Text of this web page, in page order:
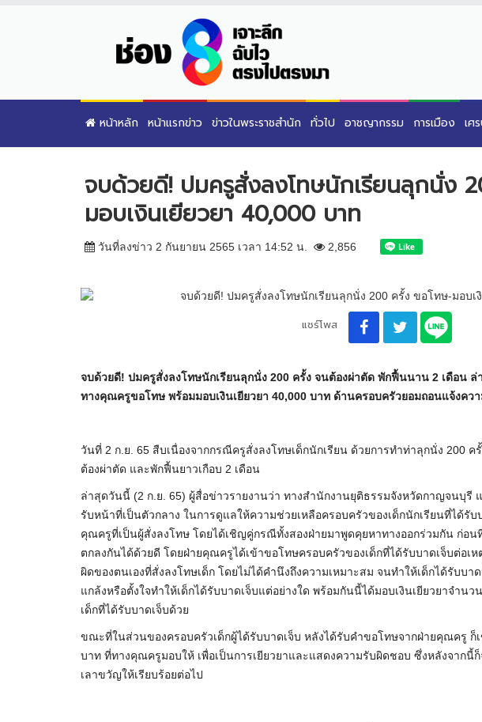
หน้าหลัก หน้าแรกข่าว ข่าวในพระราชสำนัก ทั่วไป อาชญากรรม การเมือง เศ
จบด้วยดี! ปมครูสั่งลงโทษนักเรียนลุกนั่ง
มอบเงินเยียวยา 40,000 บาท
วันที่ลงข่าว 2 กันยายน 2565 เวลา 14:52 น. 2,856
แชร์โพส
จบด้วยดี! ปมครูสั่งลงโทษนักเรียนลุกนั่ง 200 ครั้ง จนต้องผ่าตัด พักฟื้นนาน 2 เดือน ล่
ทางคุณครูขอโทษ พร้อมมอบเงินเยียวยา 40,000 บาท ด้านครอบครัวยอมถอนแจ้งคว
วันที่ 2 ก.ย. 65 สืบเนื่องจากกรณีครูสั่งลงโทษเด็กนักเรียน ด้วยการทำท่าลุกนั่ง 200
ต้องผ่าตัด และพักฟื้นยาวเกือบ 2 เดือน
ล่าสุดวันนี้ (2 ก.ย. 65) ผู้สื่อข่าวรายงานว่า ทางสำนักงานยุติธรรมจังหวัดกาญจนบุรี
รับหน้าที่เป็นตัวกลาง ในการดูแลให้ความช่วยเหลือครอบครัวของเด็กนักเรียนที่ได้รับ
คุณครูที่เป็นผู้สั่งลงโทษ โดยได้เชิญคู่กรณีทั้งสองฝ่ายมาพูดคุยหาทางออกร่วมกัน ก่อน
ตกลงกันได้ด้วยดี โดยฝ่ายคุณครูได้เข้าขอโทษครอบครัวของเด็กที่ได้รับบาดเจ็บต่อเ
ผิดของตนเองที่สั่งลงโทษเด็ก โดยไม่ได้คำนึงถึงความเหมาะสม จนทำให้เด็กได้รับบ
แกล้งหรือตั้งใจทำให้เด็กได้รับบาดเจ็บแต่อย่างใด พร้อมกันนี้ได้มอบเงินเยียวยาจำน
เด็กที่ได้รับบาดเจ็บด้วย
ขณะที่ในส่วนของครอบครัวเด็กผู้ได้รับบาดเจ็บ หลังได้รับคำขอโทษจากฝ่ายคุณครู ก็
บาท ที่ทางคุณครูมอบให้ เพื่อเป็นการเยียวยาและแสดงความรับผิดชอบ ซึ่งหลังจากนี้
เลาขวัญให้เรียบร้อยต่อไป